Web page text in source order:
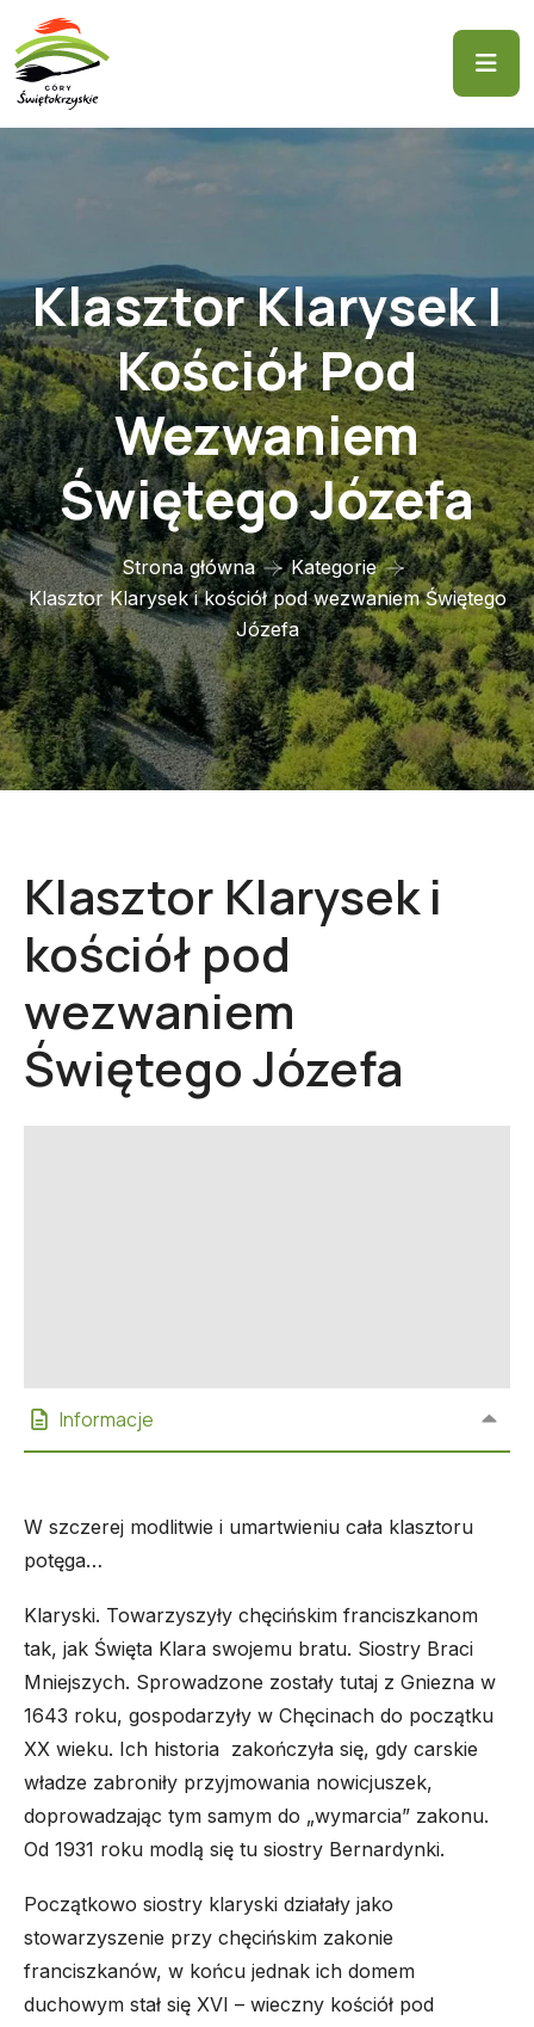
Klasztor Klarysek I
Kościół Pod
Wezwaniem
Świętego Józefa
Strona główna
Kategorie
Klasztor Klarysek i kościół pod wezwaniem Świętego
Józefa
Klasztor Klarysek i
kościół pod
wezwaniem
Świętego Józefa
Informacje
W szczerej modlitwie i umartwieniu cała klasztoru
potęga…
Klaryski. Towarzyszyły chęcińskim franciszkanom
tak, jak Święta Klara swojemu bratu. Siostry Braci
Mniejszych. Sprowadzone zostały tutaj z Gniezna w
1643 roku, gospodarzyły w Chęcinach do początku
XX wieku. Ich historia zakończyła się, gdy carskie
władze zabroniły przyjmowania nowicjuszek,
doprowadzając tym samym do „wymarcia” zakonu.
Od 1931 roku modlą się tu siostry Bernardynki.
Początkowo siostry klaryski działały jako
stowarzyszenie przy chęcińskim zakonie
franciszkanów, w końcu jednak ich domem
duchowym stał się XVI – wieczny kościół pod